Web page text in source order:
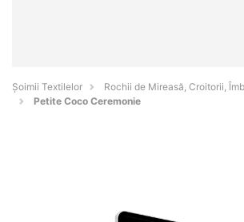
Șoimii Textilelor
Rochii de Mireasă, Croitorii,
Petite Coco Ceremonie